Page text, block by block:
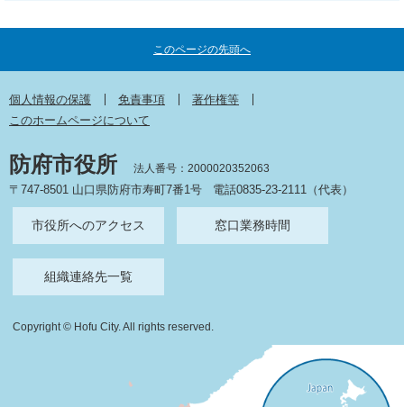
このページの先頭へ
個人情報の保護 免責事項
著作権等
このホームページについて
防府市役所 法人番号：2000020352063
〒747-8501 山口県防府市寿町7番1号 電話0835-23-2111（代表）
市役所へのアクセス 窓口業務時間
組織連絡先一覧
Copyright © Hofu City. All rights reserved.